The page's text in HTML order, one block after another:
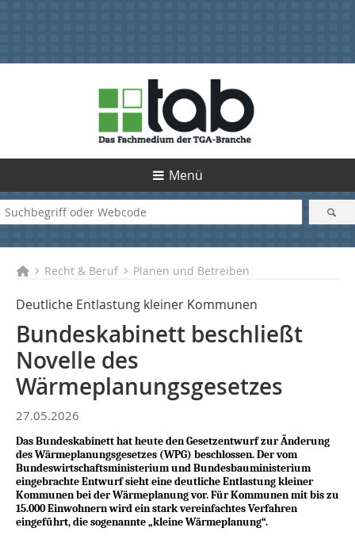
Menü
Recht & Beruf Planen und Betreiben
Deutliche Entlastung kleiner Kommunen
Bundeskabinett beschließt
Novelle des
Wärmeplanungsgesetzes
27.05.2026
Das Bundeskabinett hat heute den Gesetzentwurf zur Änderung
des Wärmeplanungsgesetzes (WPG) beschlossen. Der vom
Bundeswirtschaftsministerium und Bundesbauministerium
eingebrachte Entwurf sieht eine deutliche Entlastung kleiner
Kommunen bei der Wärmeplanung vor. Für Kommunen mit bis zu
15.000 Einwohnern wird ein stark vereinfachtes Verfahren
eingeführt, die sogenannte „kleine Wärmeplanung“.